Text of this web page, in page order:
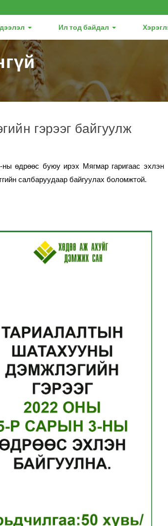
Ил тод байдал
гэрээг байгуулж
өдрөөс буюу ирэх Мягмар гаригаас эхлэн
салбаруудаар байгуулах боломжтой.